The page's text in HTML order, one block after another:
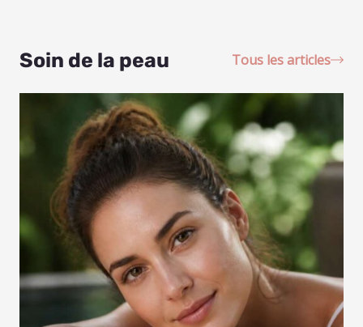
Soin de la peau Tous les articles